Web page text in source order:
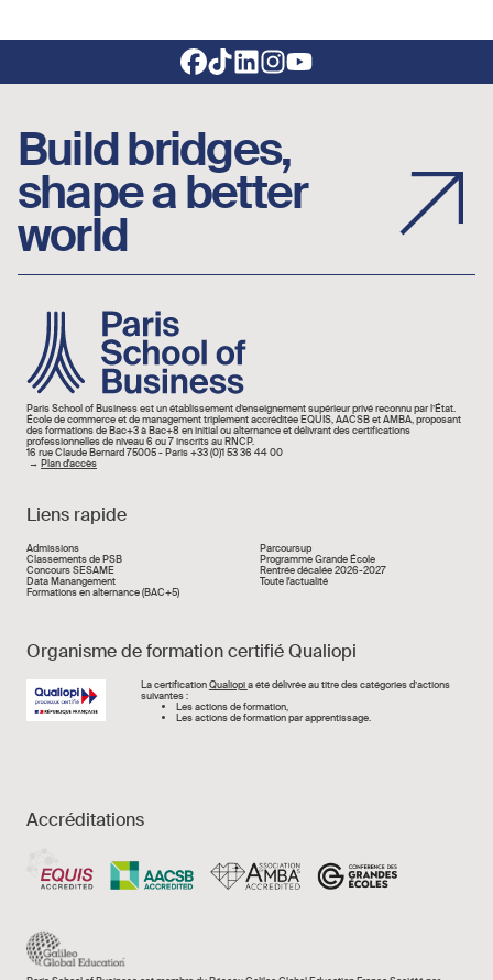
Footer social links
Build bridges,
shape a better
world
Image
Paris School of Business est un établissement d’enseignement supérieur privé reconnu par l’État.
École de commerce et de management triplement accréditée EQUIS, AACSB et AMBA, proposant
des formations de Bac+3 à Bac+8 en initial ou alternance et délivrant des certifications
professionnelles de niveau 6 ou 7 inscrits au RNCP.
16 rue Claude Bernard 75005 - Paris +33 (0)1 53 36 44 00
→ Plan d'accès
Liens rapide
Liens rapide
Admissions
Classements de PSB
Concours SESAME
Data Manangement
Formations en alternance (BAC+5)
Parcoursup
Programme Grande École
Rentrée décalée 2026-2027
Toute l'actualité
Organisme de formation certifié Qualiopi
Image La certificationQualiopia été délivrée au titre des catégories d’actions
suivantes :
Les actions de formation,
Les actions de formation par apprentissage.
Accréditations